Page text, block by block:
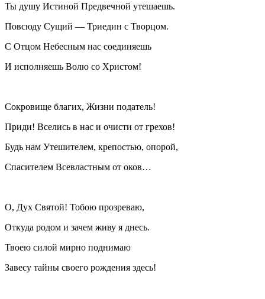
Ты душу Истиной Предвечной утешаешь.
Повсюду Сущий — Триедин с Творцом.
С Отцом Небесным нас соединяешь
И исполняешь Волю со Христом!
Сокровище благих, Жизни податель!
Приди! Вселись в нас и очисти от грехов!
Будь нам Утешителем, крепостью, опорой,
Спасителем Всевластным от оков…
О, Дух Святой! Тобою прозреваю,
Откуда родом и зачем живу я днесь.
Твоею силой мирно поднимаю
Завесу тайны своего рождения здесь!